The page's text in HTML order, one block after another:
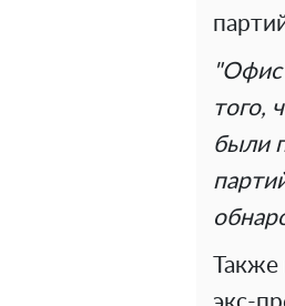
"Офис
того,
были
Также